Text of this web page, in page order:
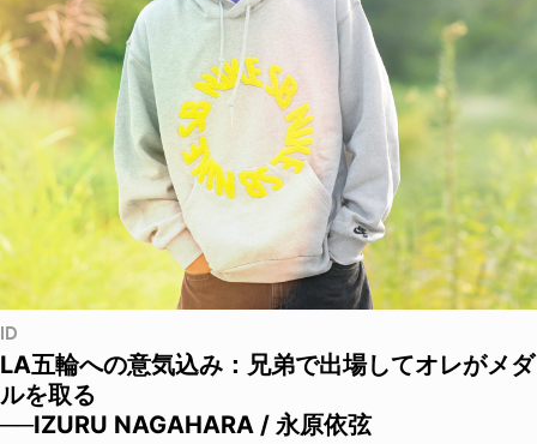
ID
LA五輪への意気込み：兄弟で出場してオレがメダ
ルを取る
──IZURU NAGAHARA / 永原依弦